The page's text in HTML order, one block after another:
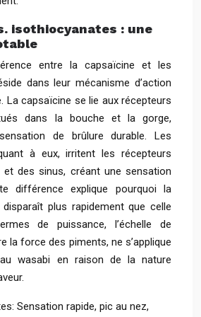
isothiocyanates : une
entre la capsaïcine et les
dans leur mécanisme d’action
La capsaïcine se lie aux récepteurs
dans la bouche et la gorge,
de brûlure durable. Les
à eux, irritent les récepteurs
des sinus, créant une sensation
différence explique pourquoi la
plus rapidement que celle
de puissance, l’échelle de
la force des piments, ne s’applique
wasabi en raison de la nature
Sensation rapide, pic au nez,